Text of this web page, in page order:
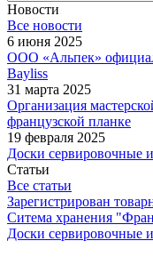
Новости
Все новости
6 июня 2025
ООО «Альпек»
Bayliss
31 марта 2025
Организация
французской планке
19 февраля 2025
Доски сервировочные
Статьи
Все статьи
Зарегистрирован
Ситема хранения
Доски сервировочные